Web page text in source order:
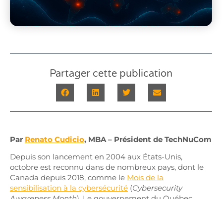
Partager cette publication
Par Renato Cudicio, MBA – Président de TechNuCom
Depuis son lancement en 2004 aux États-Unis,
octobre est reconnu dans de nombreux pays, dont le
Canada depuis 2018, comme le Mois de la
sensibilisation à la cybersécurité (Cybersecurity